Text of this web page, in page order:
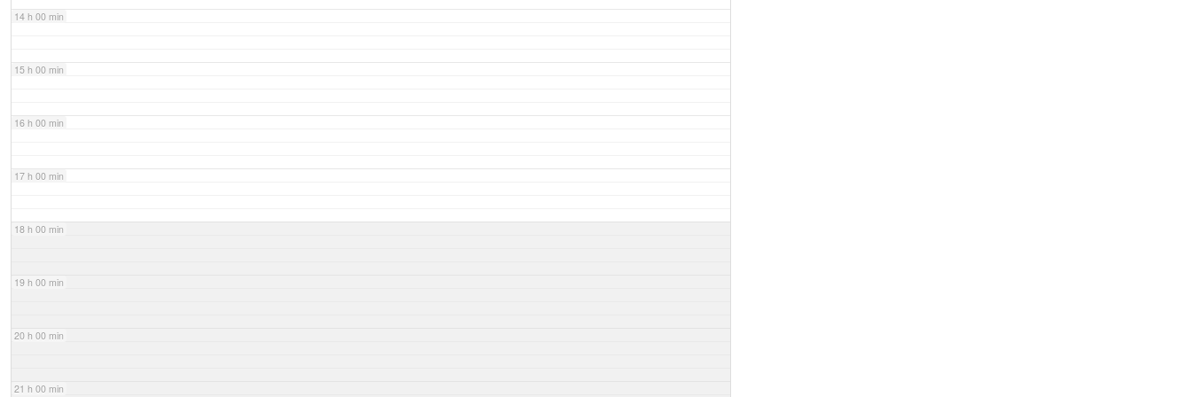
14 h 00 min
15 h 00 min
16 h 00 min
17 h 00 min
18 h 00 min
19 h 00 min
20 h 00 min
21 h 00 min